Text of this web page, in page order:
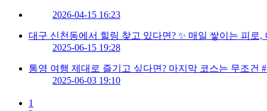
2026-04-15 16:23
대구 신천동에서 힐링 찾고 있다면? ✨ 매일 쌓이는 피
2025-06-15 19:28
통영 여행 제대로 즐기고 싶다면? 마지막 코스는 무조건
2025-06-03 19:10
1